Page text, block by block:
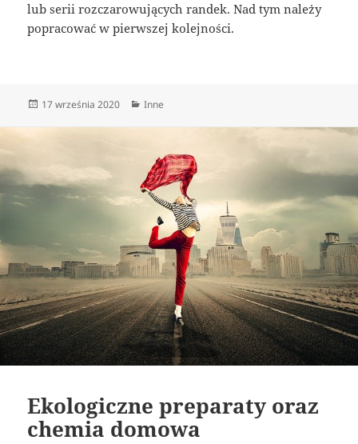
lub serii rozczarowujących randek. Nad tym należy
popracować w pierwszej kolejności.
Data
17 września 2020 Kategorie
Inne
Ekologiczne preparaty oraz
chemia domowa